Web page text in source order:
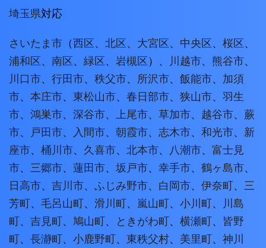
埼玉県対応
さいたま市 （西区、 北区、 大宮区、 中央区、 桜区、
浦和区、 南区、 緑区、 岩槻区）、 川越市、 熊谷市、
川口市、 行田市、 秩父市、 所沢市、 飯能市、 加須
市、 本庄市、 東松山市、 春日部市、 狭山市、 羽生
市、 鴻巣市、 深谷市、 上尾市、 草加市、 越谷市、 蕨
市、 戸田市、 入間市、 朝霞市、 志木市、 和光市、 新
座市、 桶川市、 久喜市、 北本市、 八潮市、 富士見
市、 三郷市、 蓮田市、 坂戸市、 幸手市、 鶴ヶ島市、
日高市、 吉川市、 ふじみ野市、 白岡市、 伊奈町、 三
芳町、 毛呂山町、 滑川町、 嵐山町、 小川町、
川島
町、 吉見町、 鳩山町、 ときがわ町、 横瀬町、 皆野
町、 長瀞町、 小鹿野町、 東秩父村、 美里町、 神川